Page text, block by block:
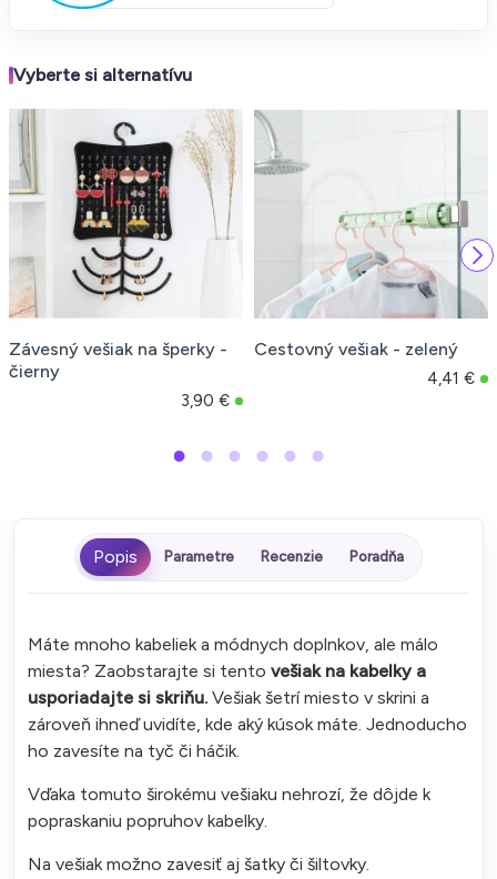
Vyberte si alternatívu
Závesný vešiak na šperky -
čierny
3,90 €
Cestovný vešiak - zelený
4,41 €
Parametre Recenzie Poradňa
Máte mnoho kabeliek a módnych doplnkov, ale málo
miesta? Zaobstarajte si tento vešiak na kabelky a
usporiadajte si skriňu. Vešiak šetrí miesto v skrini a
zároveň ihneď uvidíte, kde aký kúsok máte. Jednoducho
ho zavesíte na tyč či háčik.
Vďaka tomuto širokému vešiaku nehrozí, že dôjde k
popraskaniu popruhov kabelky.
Na vešiak možno zavesiť aj šatky či šiltovky.